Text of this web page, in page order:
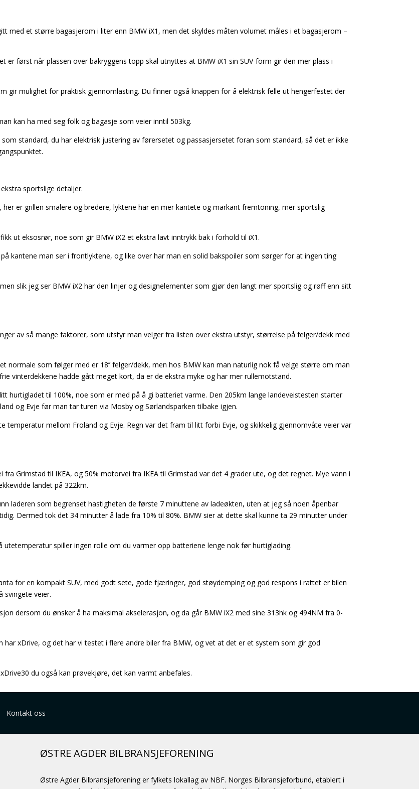
med et større bagasjerom i liter enn BMW iX1, men det skyldes måten volumet måles i et bagasjerom –
er først når plassen over bakryggens topp skal utnyttes at BMW iX1 sin SUV-form gir den mer plass i
gir mulighet for praktisk gjennomlasting. Du finner også knappen for å elektrisk felle ut hengerfestet der
kan ha med seg folk og bagasje som veier inntil 503kg.
som standard, du har elektrisk justering av førersetet og passasjersetet foran som standard, så det er ikke
sportslige detaljer.
her er grillen smalere og bredere, lyktene har en mer kantete og markant fremtoning, mer sportslig
ut eksosrør, noe som gir BMW iX2 et ekstra lavt inntrykk bak i forhold til iX1.
kantene man ser i frontlyktene, og like over har man en solid bakspoiler som sørger for at ingen ting
slik jeg ser BMW iX2 har den linjer og designelementer som gjør den langt mer sportslig og røff enn sitt
av så mange faktorer, som utstyr man velger fra listen over ekstra utstyr, størrelse på felger/dekk med
normale som følger med er 18’’ felger/dekk, men hos BMW kan man naturlig nok få velge større om man
vinterdekkene hadde gått meget kort, da er de ekstra myke og har mer rullemotstand.
hurtigladet til 100%, noe som er med på å gi batteriet varme. Den 205km lange landeveistesten starter
og Evje før man tar turen via Mosby og Sørlandsparken tilbake igjen.
temperatur mellom Froland og Evje. Regn var det fram til litt forbi Evje, og skikkelig gjennomvåte veier var
Grimstad til IKEA, og 50% motorvei fra IKEA til Grimstad var det 4 grader ute, og det regnet. Mye vann i
landet på 322km.
laderen som begrenset hastigheten de første 7 minuttene av ladeøkten, uten at jeg så noen åpenbar
Dermed tok det 34 minutter å lade fra 10% til 80%. BMW sier at dette skal kunne ta 29 minutter under
spiller ingen rolle om du varmer opp batteriene lenge nok før hurtiglading.
for en kompakt SUV, med godt sete, gode fjæringer, god støydemping og god respons i rattet er bilen
svingete veier.
dersom du ønsker å ha maksimal akselerasjon, og da går BMW iX2 med sine 313hk og 494NM fra 0-
har xDrive, og det har vi testet i flere andre biler fra BMW, og vet at det er et system som gir god
du også kan prøvekjøre, det kan varmt anbefales.
Kontakt oss
ØSTRE AGDER BILBRANSJEFORENING
Østre Agder Bilbransjeforening er fylkets lokallag av NBF. Norges Bilbransjeforbund, etablert i